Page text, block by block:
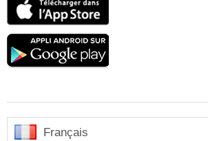
Google
Français